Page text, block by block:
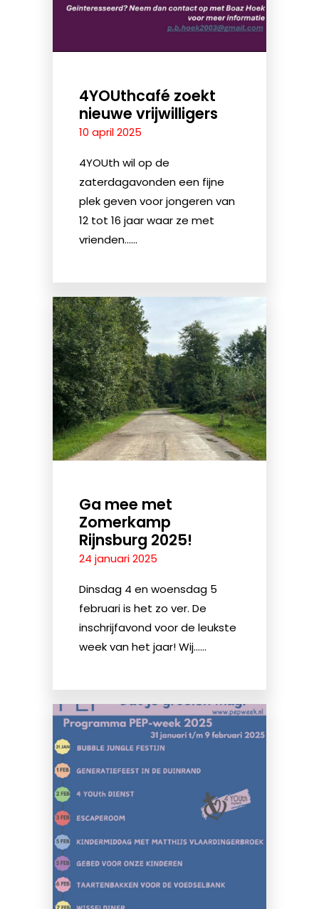
4YOUthcafé zoekt
nieuwe vrijwilligers
10 april 2025
4YOUth wil op de
zaterdagavonden een fijne
plek geven voor jongeren van
12 tot 16 jaar waar ze met
vrienden......
Ga mee met
Zomerkamp
Rijnsburg 2025!
24 januari 2025
Dinsdag 4 en woensdag 5
februari is het zo ver. De
inschrijfavond voor de leukste
week van het jaar! Wij......